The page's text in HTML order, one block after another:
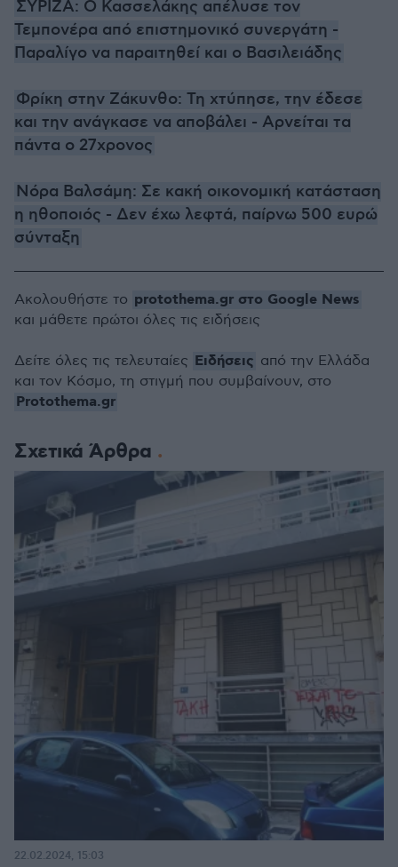
ΣΥΡΙΖΑ: Ο Κασσελάκης απέλυσε τον
Τεμπονέρα από επιστημονικό συνεργάτη -
Παραλίγο να παραιτηθεί και ο Βασιλειάδης
Φρίκη στην Ζάκυνθο: Τη χτύπησε, την έδεσε
και την ανάγκασε να αποβάλει - Αρνείται τα
πάντα ο 27χρονος
Νόρα Βαλσάμη: Σε κακή οικονομική κατάσταση
η ηθοποιός - Δεν έχω λεφτά, παίρνω 500 ευρώ
σύνταξη
Σχετικά Άρθρα
22.02.2024, 15:03
Ακολουθήστε το protothema.gr στο Google News
και μάθετε πρώτοι όλες τις ειδήσεις
Δείτε όλες τις τελευταίες Ειδήσεις από την Ελλάδα
και τον Κόσμο, τη στιγμή που συμβαίνουν, στο
Protothema.gr